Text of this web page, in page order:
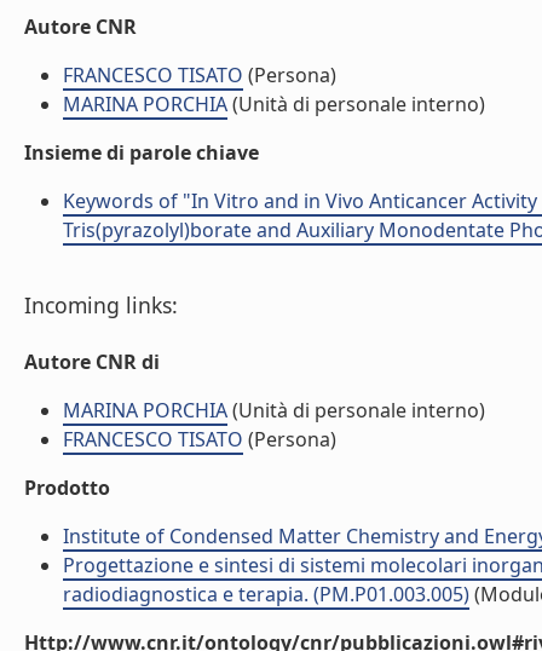
Autore CNR
FRANCESCO TISATO (Persona)
MARINA PORCHIA(Unità di personale interno)
Insieme di parole chiave
Keywords of "In Vitro and in Vivo Anticancer
Tris(pyrazolyl)borate and Auxiliary Monodentate
Incoming links:
Autore CNR di
MARINA PORCHIA(Unità di personale interno)
FRANCESCO TISATO (Persona)
Prodotto
Institute of Condensed Matter Chemistry and
Progettazione e sintesi di sistemi molecolari
radiodiagnostica e terapia. (PM.P01.003.005)
Http://www.cnr.it/ontology/cnr/